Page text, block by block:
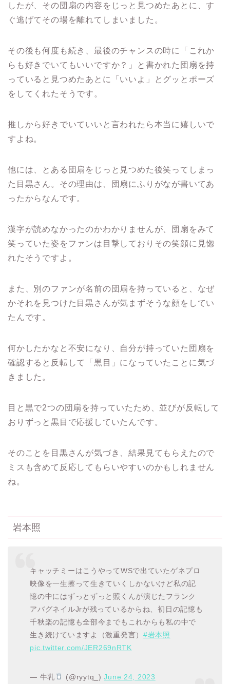
したが、その団扇の内容をじっと見つめたあとに、す
ぐ逃げてその場を離れてしまいました。
その後も何度も続き、最後のチャンスの時に「これか
らも好きでいてもいいですか？」と書かれた団扇を持
っていると見つめたあとに「いいよ」とグッとポーズ
をしてくれたそうです。
推しから好きでいていいと言われたら本当に嬉しいで
すよね。
他には、とある団扇をじっと見つめた後笑ってしまっ
た目黒さん。 その理由は、団扇にふりがなが書いてあ
ったからなんです。
漢字が読めなかったのかわかりませんが、団扇をみて
笑っていた姿をファンは目撃しておりその笑顔に見惚
れたそうですよ。
また、別のファンが名前の団扇を持っていると、なぜ
かそれを見つけた目黒さんが気まずそうな顔をしてい
たんです。
何かしたかなと不安になり、自分が持っていた団扇を
確認すると反転して「黒目」になっていたことに気づ
きました。
目と黒で2つの団扇を持っていたため、並びが反転して
おりずっと黒目で応援していたんです。
そのことを目黒さんが気づき、結果見てもらえたので
ミスも含めて反応してもらいやすいのかもしれません
ね。
岩本照
キャッチミーはこうやってWSで出ていたゲネプロ
映像を一生擦って生きていくしかないけど私の記
憶の中にはずっとずっと照くんが演じたフランク
アバグネイルJrが残っているからね、初日の記憶も
千秋楽の記憶も全部今までもこれからも私の中で
生き続けていますよ（激重発言） #岩本照
pic.twitter.com/JER269nRTK
— 牛乳 (@ryytq_)June 24, 2023